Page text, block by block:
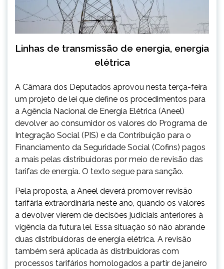
Linhas de transmissão de energia, energia
elétrica
A Câmara dos Deputados aprovou nesta terça-feira
um projeto de lei que define os procedimentos para
a Agência Nacional de Energia Elétrica (Aneel)
devolver ao consumidor os valores do Programa de
Integração Social (PIS) e da Contribuição para o
Financiamento da Seguridade Social (Cofins) pagos
a mais pelas distribuidoras por meio de revisão das
tarifas de energia. O texto segue para sanção.
Pela proposta, a Aneel deverá promover revisão
tarifária extraordinária neste ano, quando os valores
a devolver vierem de decisões judiciais anteriores à
vigência da futura lei. Essa situação só não abrande
duas distribuidoras de energia elétrica. A revisão
também será aplicada às distribuidoras com
processos tarifários homologados a partir de janeiro